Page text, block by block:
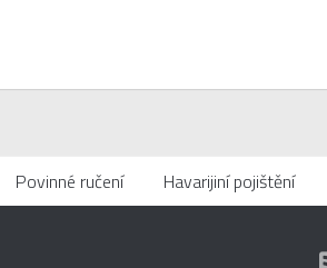
Povinné ručení Havarijiní pojištění